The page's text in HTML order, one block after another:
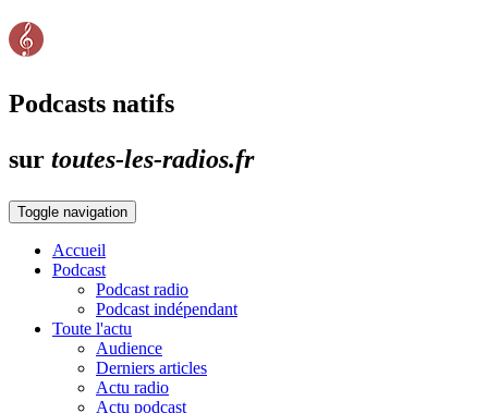
Podcasts natifs
sur toutes-les-radios.fr
Toggle navigation
Accueil
Podcast
Podcast radio
Podcast indépendant
Toute l'actu
Audience
Derniers articles
Actu radio
Actu podcast